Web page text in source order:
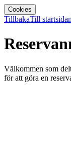
Cookies
TillbakaTill startsidan
Välkommen som
för att göra en